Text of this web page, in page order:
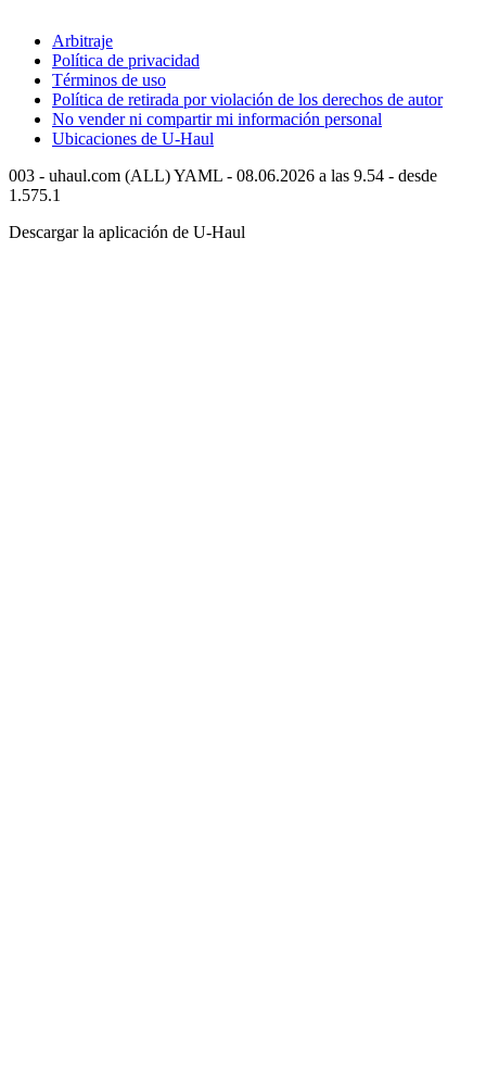
Arbitraje
Política de privacidad
Términos de uso
Política de retirada por violación de los derechos de autor
No vender ni compartir mi información personal
Ubicaciones de U-Haul
003 - uhaul.com (ALL) YAML - 08.06.2026 a las 9.54 - desde
1.575.1
Descargar la aplicación de U-Haul